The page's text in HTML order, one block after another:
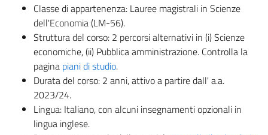
Classe di appartenenza: Lauree magistrali in Scienze
dell'Economia (LM-56).
Struttura del corso: 2 percorsi alternativi in (i) Scienze
economiche, (ii) Pubblica amministrazione. Controlla la
pagina piani di studio.
Durata del corso: 2 anni, attivo a partire dall' a.a.
2023/24.
Lingua: Italiano, con alcuni insegnamenti opzionali in
lingua inglese.